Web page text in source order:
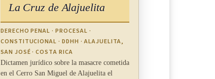
La Cruz de Alajuelita
DERECHO PENAL · PROCESAL ·
CONSTITUCIONAL · DDHH · ALAJUELITA,
SAN JOSÉ · COSTA RICA
Dictamen jurídico sobre la masacre cometida
en el Cerro San Miguel de Alajuelita el